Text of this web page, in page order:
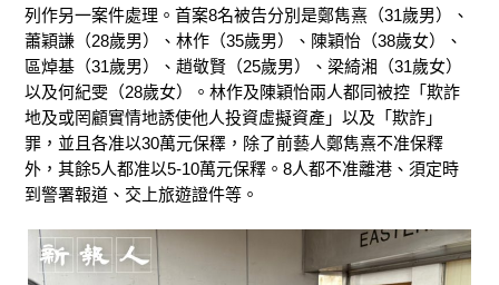
列作另一案件處理。首案8名被告分別是鄭雋熹（31歲男）、
蕭穎謙（28歲男）、林作（35歲男）、陳穎怡（38歲女）、
區焯基（31歲男）、趙敬賢（25歲男）、梁綺湘（31歲女）
以及何紀雯（28歲女）。林作及陳穎怡兩人都同被控「欺詐
地及或罔顧實情地誘使他人投資虛擬資產」以及「欺詐」
罪，並且各准以30萬元保䆁，除了前藝人鄭雋熹不准保釋
外，其餘5人都准以5-10萬元保釋。8人都不准離港、須定時
到警署報道、交上旅遊證件等。